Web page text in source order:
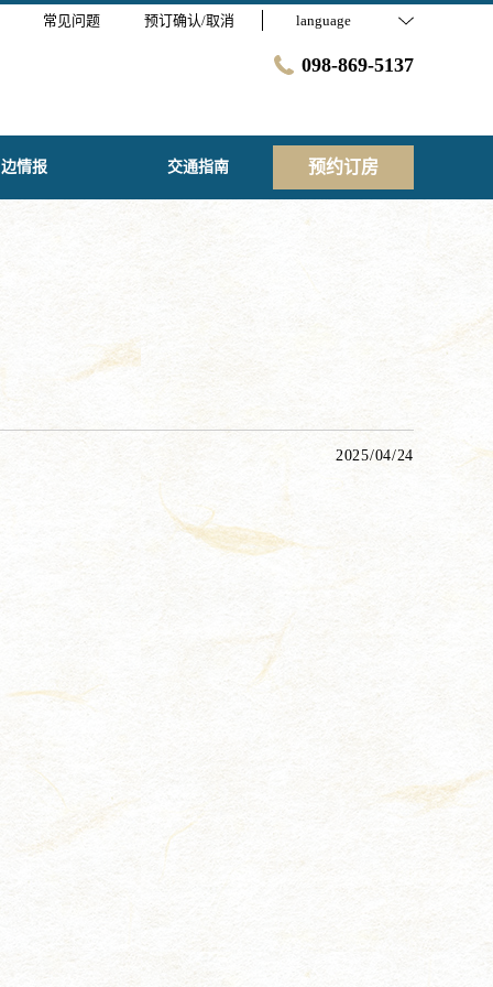
常见问题 预订确认/取消 language
098-869-5137
情报 交通指南 预约订房
2025/04/24